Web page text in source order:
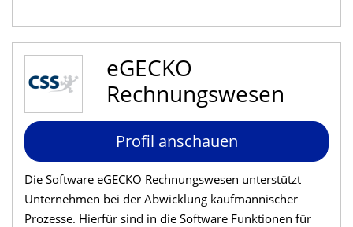
eGECKO
Rechnungswesen
Profil anschauen
Die Software eGECKO Rechnungswesen unterstützt
Unternehmen bei der Abwicklung kaufmännischer
Prozesse. Hierfür sind in die Software Funktionen für